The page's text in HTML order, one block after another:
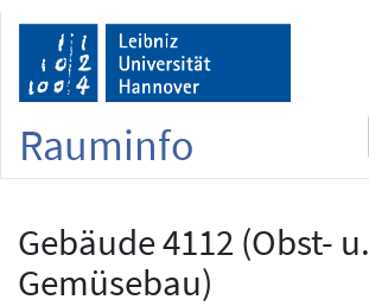
Rauminfo
Gebäude 4112 (Obst- u.
Gemüsebau)